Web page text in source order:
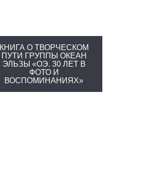
КНИГА О ТВОРЧЕСКОМ
ПУТИ ГРУППЫ ОКЕАН
ЭЛЬЗЫ «ОЭ. 30 ЛЕТ В
ФОТО И
ВОСПОМИНАНИЯХ»